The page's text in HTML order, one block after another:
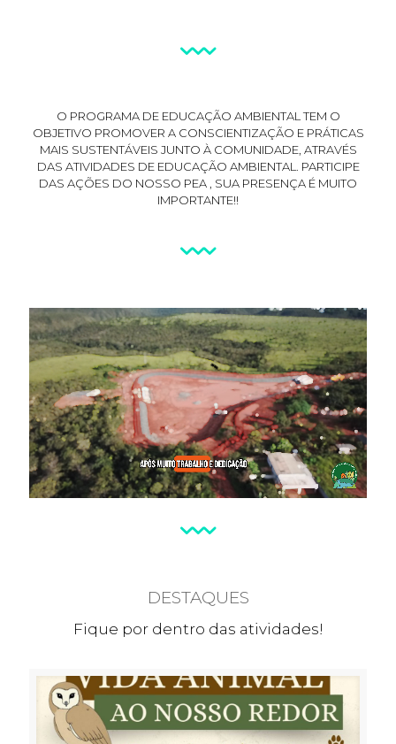
O PROGRAMA DE EDUCAÇÃO AMBIENTAL TEM O
OBJETIVO PROMOVER A CONSCIENTIZAÇÃO E PRÁTICAS
MAIS SUSTENTÁVEIS JUNTO À COMUNIDADE, ATRAVÉS
DAS ATIVIDADES DE EDUCAÇÃO AMBIENTAL. PARTICIPE
DAS AÇÕES DO NOSSO PEA , SUA PRESENÇA É MUITO
IMPORTANTE!!
DESTAQUES
Fique por dentro das atividades!